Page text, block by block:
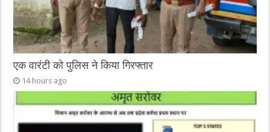
एक वारंटी को पुलिस ने किया गिरफ्तार
14 hours ago